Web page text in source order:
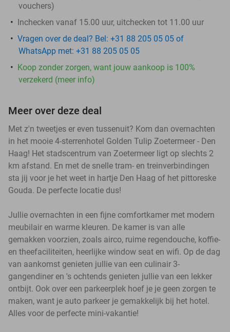
vouchers)
Inchecken vanaf 15.00 uur, uitchecken tot 11.00 uur
Vragen over de deal? Bel: +31 88 205 05 05 of
WhatsApp met: +31 88 205 05 05
Koop zonder zorgen, want jouw aankoop is 100%
verzekerd (meer info)
Meer over deze deal
Met z'n tweetjes er even tussenuit? Kom dan overnachten
in het mooie 4-sterrenhotel Golden Tulip Zoetermeer - Den
Haag! Het stadscentrum van Zoetermeer ligt op slechts 2
km afstand. En met de snelle tram- en treinverbindingen
sta jij voor je het weet in hartje Den Haag of het pittoreske
Gouda. De perfecte locatie dus!
Jullie overnachten in een fijne comfortkamer met modern
meubilair en warme kleuren. De kamer is van alle
gemakken voorzien, zoals airco, ruime regendouche, koffie-
en theefaciliteiten, heerlijke window seat en wifi. Op de dag
van aankomst genieten jullie van een culinair 3-
gangendiner en 's ochtends genieten jullie van een lekker
ontbijt. Ook over een parkeerplek hoef je je geen zorgen te
maken, want je auto parkeer je gemakkelijk bij het hotel.
Alles voor de perfecte mini-vakantie!